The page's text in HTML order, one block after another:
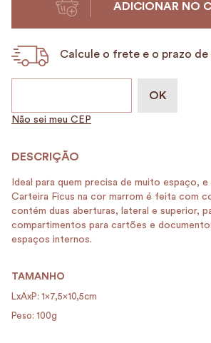
ADICIONAR NO
Calcule o frete e o prazo de
Não sei meu CEP
Ideal para quem precisa de muito espaço,
Carteira Ficus na cor marrom é feita com
contém duas aberturas, lateral e superior,
compartimentos para cartões e
espaços internos.
TAMANHO
LxAxP: 1x7,5x10,5cm
Peso: 100g